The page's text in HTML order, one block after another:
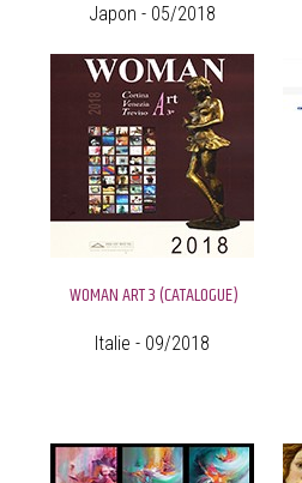
Japon - 05/2018
WOMAN ART 3 (CATALOGUE)
Italie - 09/2018